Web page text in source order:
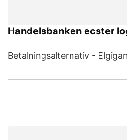
Handelsbanken ecster
Betalningsalternativ -